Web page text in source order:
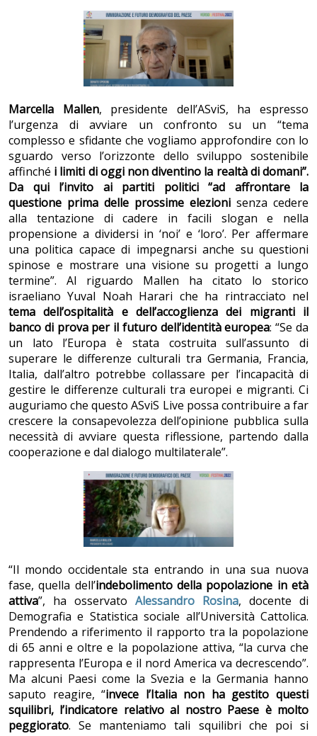
Marcella Mallen, presidente dell’ASviS, ha espresso
l’urgenza di avviare un confronto su un “tema
complesso e sfidante che vogliamo approfondire con lo
sguardo verso l’orizzonte dello sviluppo sostenibile
affinché i limiti di oggi non diventino la realtà di domani”.
Da qui l’invito ai partiti politici “ad affrontare la
questione prima delle prossime elezioni senza cedere
alla tentazione di cadere in facili slogan e nella
propensione a dividersi in ‘noi’ e ‘loro’. Per affermare
una politica capace di impegnarsi anche su questioni
spinose e mostrare una visione su progetti a lungo
termine”. Al riguardo Mallen ha citato lo storico
israeliano Yuval Noah Harari che ha rintracciato nel
tema dell’ospitalità e dell’accoglienza dei migranti il
banco di prova per il futuro dell’identità europea: “Se da
un lato l’Europa è stata costruita sull’assunto di
superare le differenze culturali tra Germania, Francia,
Italia, dall’altro potrebbe collassare per l’incapacità di
gestire le differenze culturali tra europei e migranti. Ci
auguriamo che questo ASviS Live possa contribuire a far
crescere la consapevolezza dell’opinione pubblica sulla
necessità di avviare questa riflessione, partendo dalla
cooperazione e dal dialogo multilaterale”.
“Il mondo occidentale sta entrando in una sua nuova
fase, quella dell’indebolimento della popolazione in età
attiva”, ha osservato Alessandro Rosina, docente di
Demografia e Statistica sociale all’Università Cattolica.
Prendendo a riferimento il rapporto tra la popolazione
di 65 anni e oltre e la popolazione attiva, “la curva che
rappresenta l’Europa e il nord America va decrescendo”.
Ma alcuni Paesi come la Svezia e la Germania hanno
saputo reagire, “invece l’Italia non ha gestito questi
squilibri, l’indicatore relativo al nostro Paese è molto
peggiorato. Se manteniamo tali squilibri che poi si